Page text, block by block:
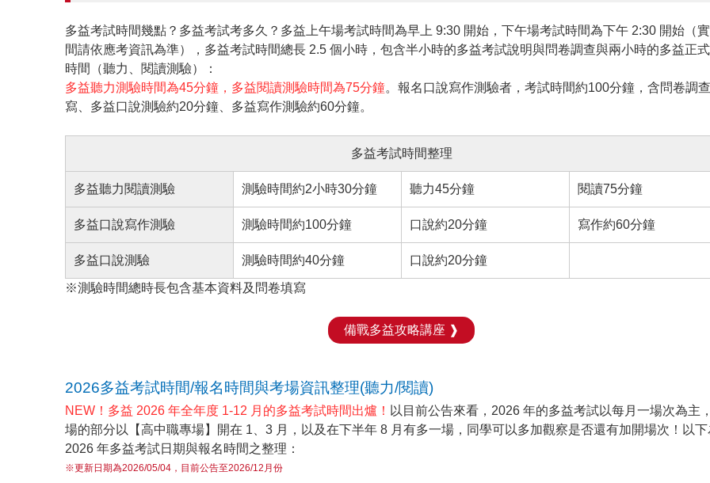
多益考試時間幾點？多益考試考多久？多益上午場考試時間為早上 9:30 開始，下午場考試時間為下午 2:30 開始（
間請依應考資訊為準），多益考試時間總長 2.5 個小時，包含半小時的多益考試說明與問卷調查與兩小時的多益正
時間（聽力、閱讀測驗）：
多益聽力測驗時間為45分鐘，多益閱讀測驗時間為75分鐘。報名口說寫作測驗者，考試時間約100分鐘，含問卷調
寫、多益口說測驗約20分鐘、多益寫作測驗約60分鐘。
多益考試時間整理
多益聽力閱讀測驗 測驗時間約2小時30分鐘 聽力45分鐘 閱讀75分鐘
多益口說寫作測驗 測驗時間約100分鐘 口說約20分鐘 寫作約60分鐘
多益口說測驗 測驗時間約40分鐘 口說約20分鐘
※測驗時間總時長包含基本資料及問卷填寫
備戰多益攻略講座 ❱
2026多益考試時間/報名時間與考場資訊整理(聽力/閱讀)
NEW！多益 2026 年全年度 1-12 月的多益考試時間出爐！ 以目前公告來看，2026 年的多益考試以每月一場次為主
場的部分以【高中職專場】開在 1、3 月，以及在下半年 8 月有多一場，同學可以多加觀察是否還有加開場次！以下
2026 年多益考試日期與報名時間之整理：
※更新日期為2026/05/04，目前公告至2026/12月份